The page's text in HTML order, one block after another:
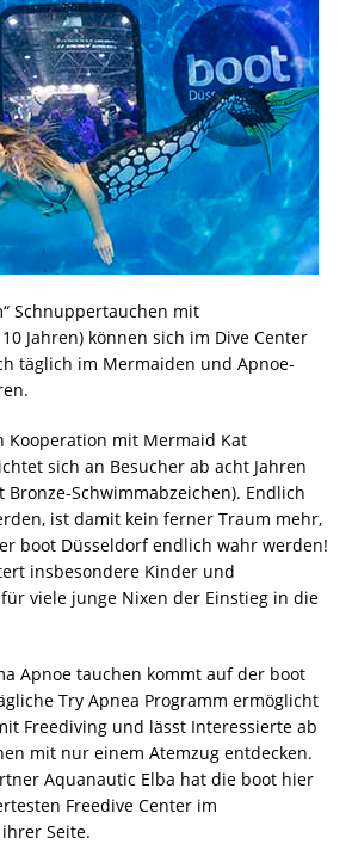
Schnuppertauchen mit
Jahren) können sich im Dive Center
täglich im Mermaiden und Apnoe-
Kooperation mit Mermaid Kat
sich an Besucher ab acht Jahren
Schwimmabzeichen). Endlich
ist damit kein ferner Traum mehr,
boot Düsseldorf endlich wahr werden!
insbesondere Kinder und
viele junge Nixen der Einstieg in die
Apnoe tauchen kommt auf der boot
Try Apnea Programm ermöglicht
Freediving und lässt Interessierte ab
mit nur einem Atemzug entdecken.
Aquanautic Elba hat die boot hier
Freedive Center im
Seite.